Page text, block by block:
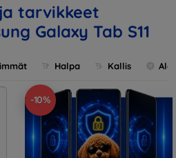
tarvikkeet
Galaxy Tab S11
Halpa Kallis
-10%